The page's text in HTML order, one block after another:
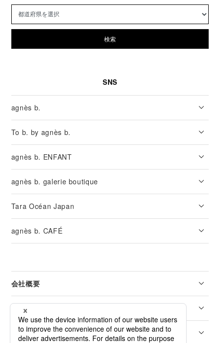
検索
SNS
agnès b.
To b. by agnès b.
agnès b. ENFANT
agnès b. galerie boutique
Tara Océan Japan
agnès b. CAFÉ
会社概要
リーガル
カスタマーサービス